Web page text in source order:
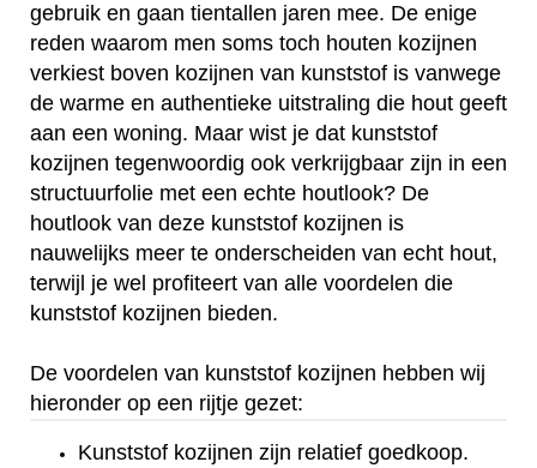
gebruik en gaan tientallen jaren mee. De enige
reden waarom men soms toch houten kozijnen
verkiest boven kozijnen van kunststof is vanwege
de warme en authentieke uitstraling die hout geeft
aan een woning. Maar wist je dat kunststof
kozijnen tegenwoordig ook verkrijgbaar zijn in een
structuurfolie met een echte houtlook? De
houtlook van deze kunststof kozijnen is
nauwelijks meer te onderscheiden van echt hout,
terwijl je wel profiteert van alle voordelen die
kunststof kozijnen bieden.
De voordelen van kunststof kozijnen hebben wij
hieronder op een rijtje gezet:
Kunststof kozijnen zijn relatief goedkoop.